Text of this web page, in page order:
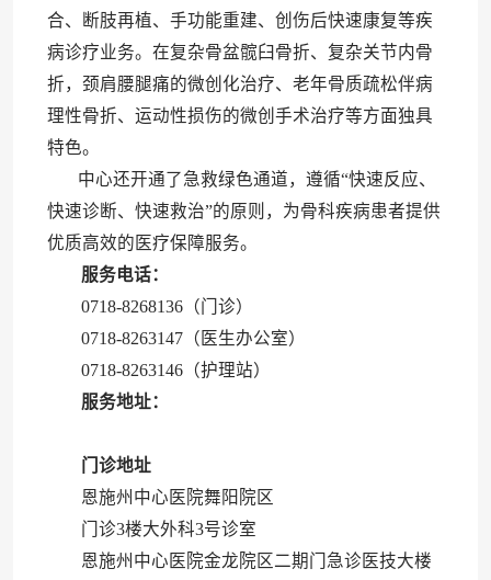
合、断肢再植、手功能重建、创伤后快速康复等疾
病诊疗业务。在复杂骨盆髋臼骨折、复杂关节内骨
折，颈肩腰腿痛的微创化治疗、老年骨质疏松伴病
理性骨折、运动性损伤的微创手术治疗等方面独具
特色。
中心还开通了急救绿色通道，遵循“快速反应、
快速诊断、快速救治”的原则，为骨科疾病患者提供
优质高效的医疗保障服务。
服务电话：
0718-8268136（门诊）
0718-8263147（医生办公室）
0718-8263146（护理站）
服务地址：
门诊地址
恩施州中心医院舞阳院区
门诊3楼大外科3号诊室
恩施州中心医院金龙院区二期门急诊医技大楼